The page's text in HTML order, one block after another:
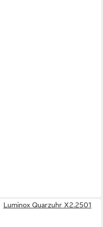
Luminox Quarzuhr X2.2501